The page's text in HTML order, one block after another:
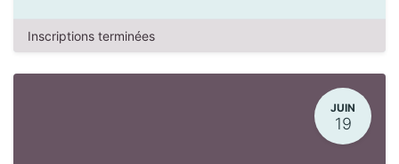
Inscriptions terminées
JUIN
19